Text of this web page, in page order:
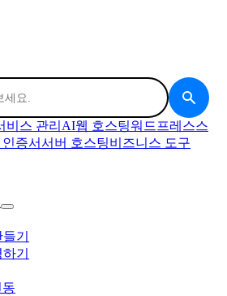
비스 관리 AI웹 호스팅워드프레스스
인증서서버 호스팅비즈니스 도구
기
기
동